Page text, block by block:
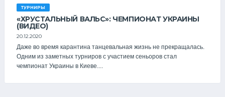
ТУРНИРЫ
«ХРУСТАЛЬНЫЙ ВАЛЬС»: ЧЕМПИОНАТ УКРАИНЫ
(ВИДЕО)
20.12.2020
Даже во время карантина танцевальная жизнь не прекращалась.
Одним из заметных турниров с участием сеньоров стал
чемпионат Украины в Киеве....